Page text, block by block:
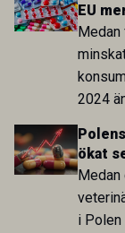
EU
Medan
2024
sida
arbete.
ökat
Medan
i Polen